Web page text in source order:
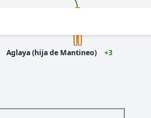
Aglaya (hija de Mantineo) +3